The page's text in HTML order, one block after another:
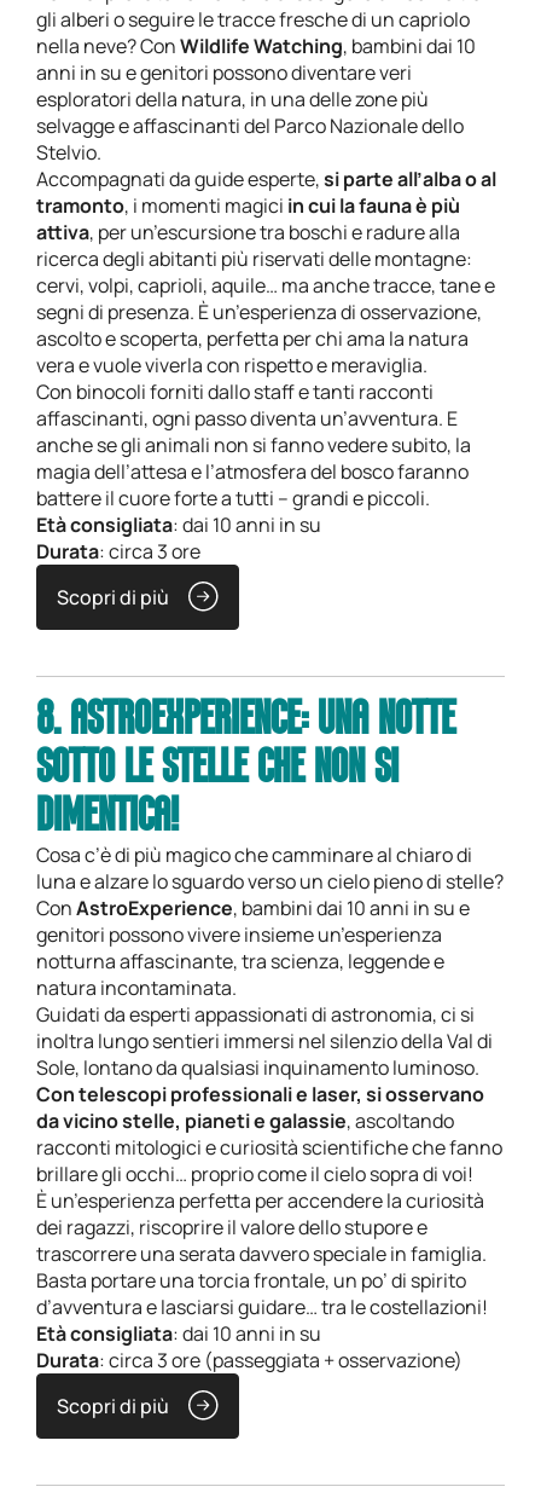
gli alberi o seguire le tracce fresche di un capriolo
nella neve? ConWildlife Watching, bambini dai 10
anni in su e genitori possono diventare veri
esploratori della natura, in una delle zone più
selvagge e affascinanti del Parco Nazionale dello
Stelvio.
Accompagnati da guide esperte,si parte all’alba o al
tramonto, i momenti magici in cui la fauna è più
attiva, per un’escursione tra boschi e radure alla
ricerca degli abitanti più riservati delle montagne:
cervi, volpi, caprioli, aquile… ma anche tracce, tane e
segni di presenza. È un’esperienza di osservazione,
ascolto e scoperta, perfetta per chi ama la natura
vera e vuole viverla con rispetto e meraviglia.
Con binocoli forniti dallo staff e tanti racconti
affascinanti, ogni passo diventa un’avventura. E
anche se gli animali non si fanno vedere subito, la
magia dell’attesa e l’atmosfera del bosco faranno
battere il cuore forte a tutti – grandi e piccoli.
Età consigliata: dai 10 anni in su
Durata: circa 3 ore
Scopri di più
8. ASTROEXPERIENCE: UNA NOTTE
SOTTO LE STELLE CHE NON SI
DIMENTICA!
Cosa c’è di più magico che camminare al chiaro di
luna e alzare lo sguardo verso un cielo pieno di stelle?
ConAstroExperience, bambini dai 10 anni in su e
genitori possono vivere insieme un’esperienza
notturna affascinante, tra scienza, leggende e
natura incontaminata.
Guidati da esperti appassionati di astronomia, ci si
inoltra lungo sentieri immersi nel silenzio della Val di
Sole, lontano da qualsiasi inquinamento luminoso.
Con telescopi professionali e laser, si osservano
da vicino stelle, pianeti e galassie, ascoltando
racconti mitologici e curiosità scientifiche che fanno
brillare gli occhi… proprio come il cielo sopra di voi!
È un’esperienza perfetta per accendere la curiosità
dei ragazzi, riscoprire il valore dello stupore e
trascorrere una serata davvero speciale in famiglia.
Basta portare una torcia frontale, un po’ di spirito
d’avventura e lasciarsi guidare… tra le costellazioni!
Età consigliata: dai 10 anni in su
Durata: circa 3 ore (passeggiata + osservazione)
Scopri di più